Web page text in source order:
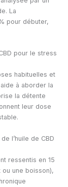
La
pour débuter,
pour le stress
habituelles et
à aborder la
la détente
leur dose
l’huile de CBD
ressentis en 15
ou une boisson),